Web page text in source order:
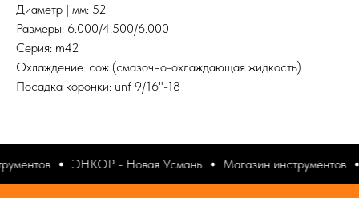
Диаметр | мм: 52
Размеры: 6.000/4.500/6.000
Серия: m42
Охлаждение: сож (смазочно-охлаждающая жидкость)
Посадка коронки: unf 9/16"-18
ЭНКОР - Новая Усмань Магазин инструментов